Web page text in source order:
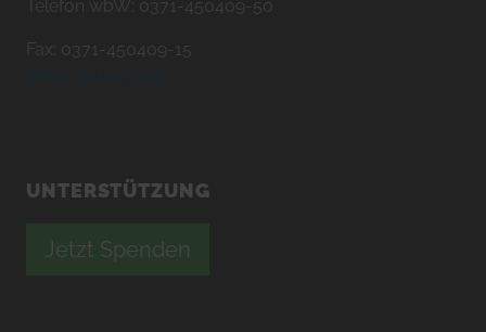
Telefon wbW: 0371-450409-50
Fax: 0371-450409-15
UNTERSTÜTZUNG
Jetzt Spenden